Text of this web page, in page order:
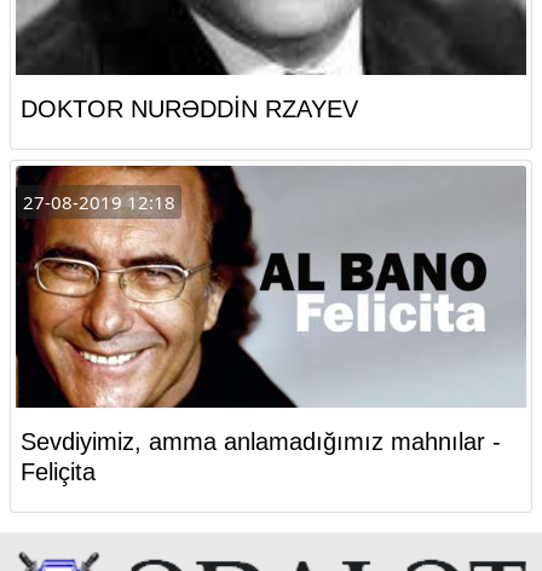
DOKTOR NURƏDDİN RZAYEV
27-08-2019 12:18
Sevdiyimiz, amma anlamadığımız mahnılar -
Feliçita